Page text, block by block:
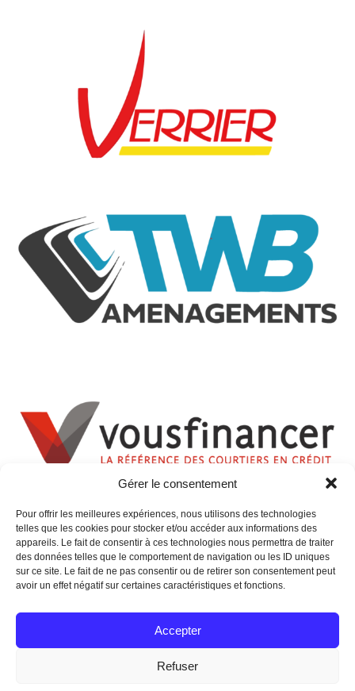
Gérer le consentement
Pour offrir les meilleures expériences, nous utilisons des technologies
telles que les cookies pour stocker et/ou accéder aux informations des
appareils. Le fait de consentir à ces technologies nous permettra de traiter
des données telles que le comportement de navigation ou les ID uniques
sur ce site. Le fait de ne pas consentir ou de retirer son consentement peut
avoir un effet négatif sur certaines caractéristiques et fonctions.
Accepter
Refuser